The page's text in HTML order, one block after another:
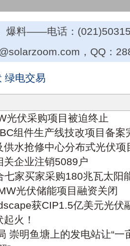
爆料——电话：
，QQ：
绿电交易
光伏采购项目被迫终止
组件生产线技改项目备案
供水抢修中心分布式光伏项
关企业注销5089户
七家买家采购180兆瓦太阳
光伏储能项目融资关闭
获CIP1.5亿美元光伏
火！
崇明鱼塘上的发电站让“